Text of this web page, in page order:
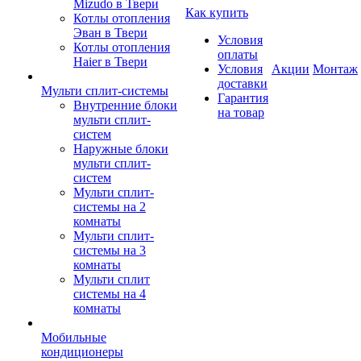
Mizudo в Твери
Котлы отопления
Эван в Твери
Котлы отопления
Haier в Твери
Мульти сплит-системы
Внутренние блоки
мульти сплит-
систем
Наружные блоки
мульти сплит-
систем
Мульти сплит-
системы на 2
комнаты
Мульти сплит-
системы на 3
комнаты
Мульти сплит
системы на 4
комнаты
Мобильные
кондиционеры
Как купить
Условия
оплаты
Условия
доставки
Гарантия
на товар
Акции Монтаж